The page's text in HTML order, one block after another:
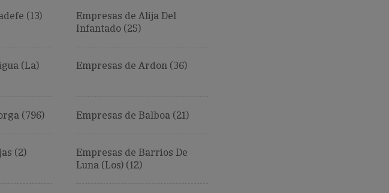
(13)
Empresas de Alija Del
Infantado (25)
(La)
Empresas de Ardon (36)
(796) Empresas de Balboa (21)
(2)
Empresas de Barrios De
Luna (Los) (12)